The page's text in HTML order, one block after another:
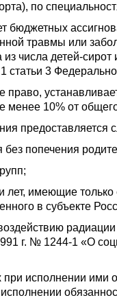
по
бюджетных
травмы или
числа детей-
статьи 3
менее 10% от
попечения
лет, имеющие
в субъекте
г. № 1244-1 «О
исполнении ими